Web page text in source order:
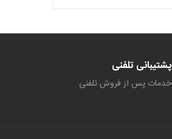
پشتیبانی تلفنی
خدمات پس از فروش تلفنی